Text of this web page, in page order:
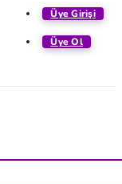
Üye Girişi
Üye Ol